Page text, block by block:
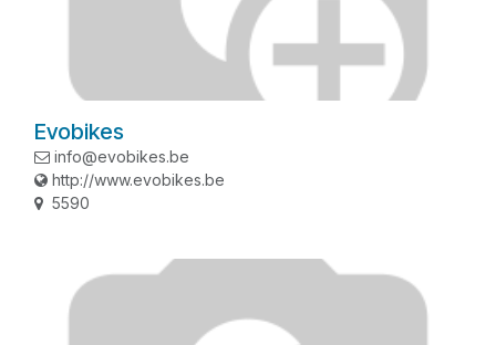
Evobikes
info@evobikes.be
http://www.evobikes.be
5590